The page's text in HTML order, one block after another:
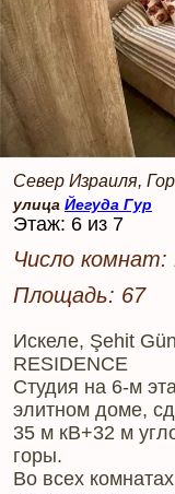
Север Израиля,
улица Йегуда Гур
Этаж: 6 из 7
Число комнат:
Площадь: 67
Искеле, Şehit
RESIDENCE
Студия на 6-м
элитном доме,
35 м кВ+32 м
горы.
Во всех